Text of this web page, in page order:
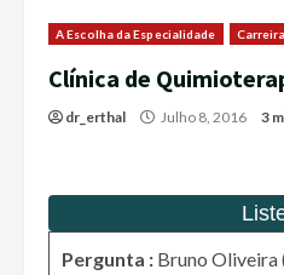
A Escolha da Especialidade
Clínica de
dr_erthal Julho 8, 2016 3
Pergunta : Bruno Oliveira